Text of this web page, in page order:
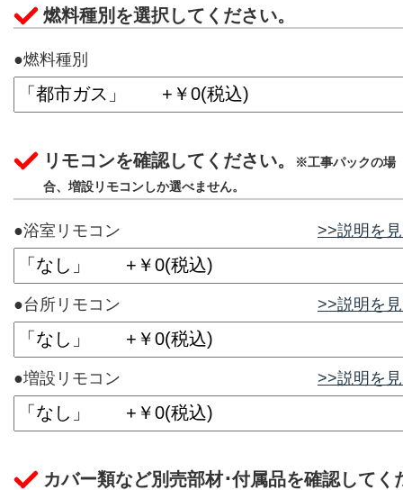
燃料種別を選択してください。
●燃料種別
リモコンを確認してください。
※工事パックの場
合、増設リモコンしか選べません。
●浴室リモコン >>説明を
●台所リモコン >>説明を
●増設リモコン >>説明を
カバー類など別売部材･付属品を確認してく